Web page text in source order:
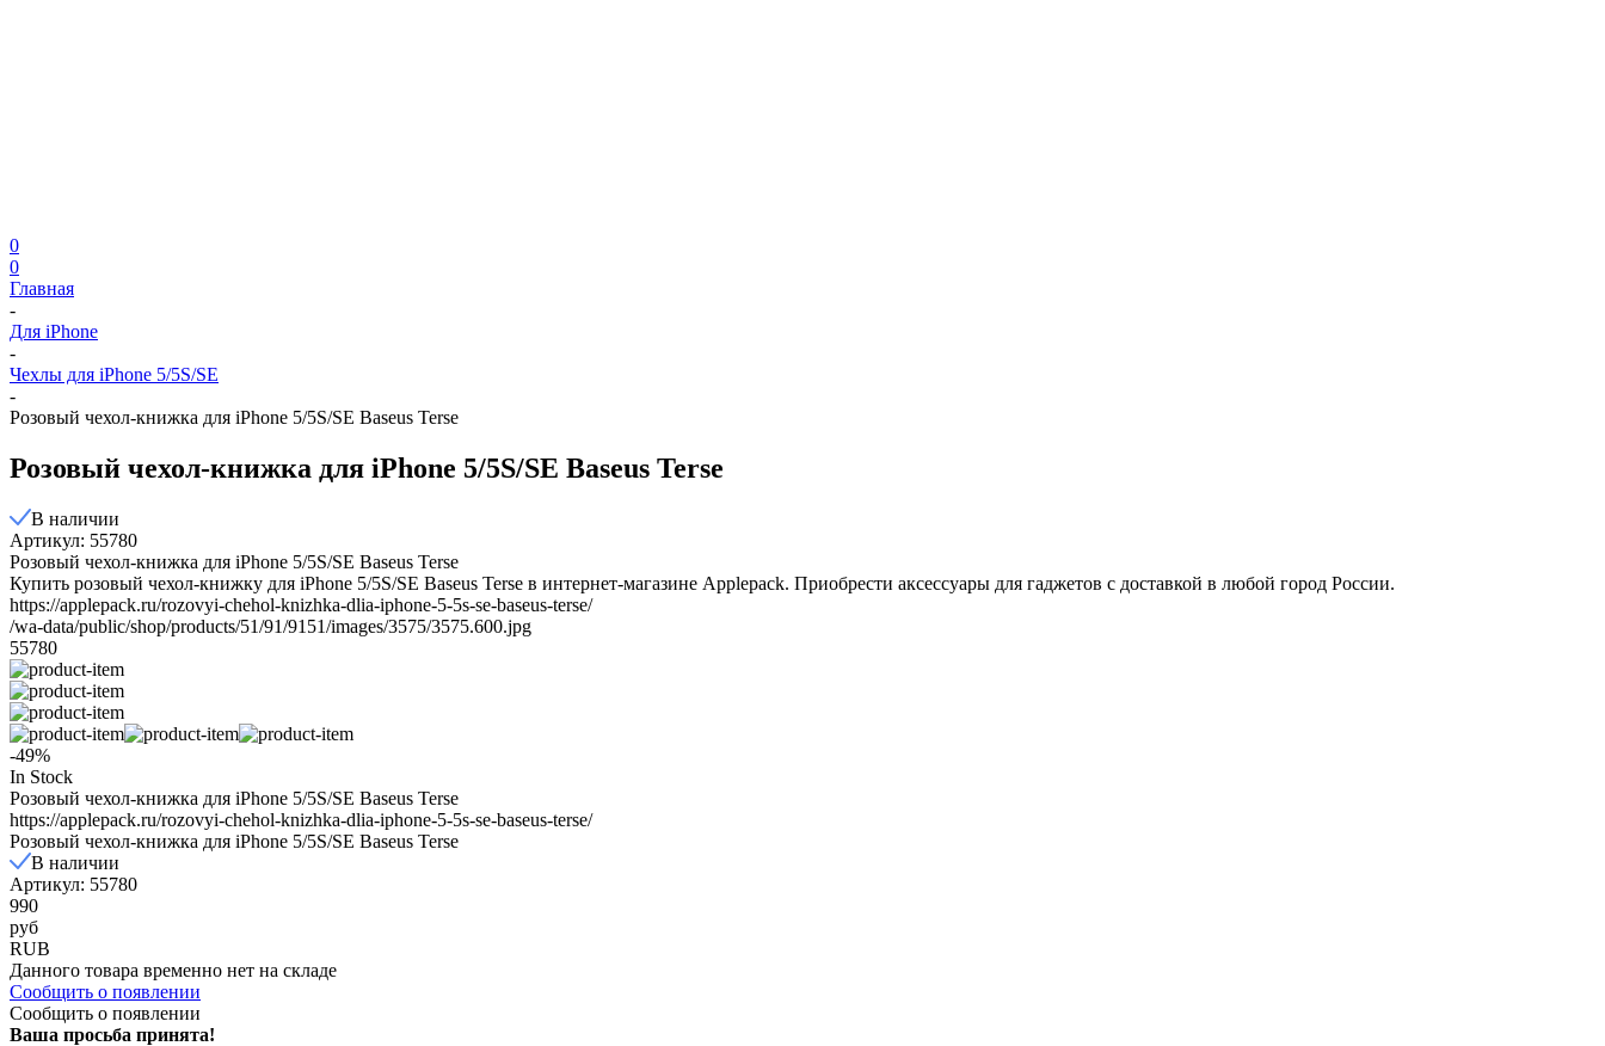
0
0
Главная
-
Для iPhone
-
Чехлы для iPhone 5/5S/SE
-
Розовый чехол-книжка для iPhone 5/5S/SE Baseus Terse
Розовый чехол-книжка для iPhone 5/5S/SE Baseus Terse
В наличии
Артикул: 55780
Розовый чехол-книжка для iPhone 5/5S/SE Baseus Terse
Купить розовый чехол-книжку для iPhone 5/5S/SE Baseus Terse в интернет-магазине Applepack. Приобрести аксессуары для гаджетов с доставкой в любой город России.
https://applepack.ru/rozovyi-chehol-knizhka-dlia-iphone-5-5s-se-baseus-terse/
/wa-data/public/shop/products/51/91/9151/images/3575/3575.600.jpg
55780
-49%
In Stock
Розовый чехол-книжка для iPhone 5/5S/SE Baseus Terse
https://applepack.ru/rozovyi-chehol-knizhka-dlia-iphone-5-5s-se-baseus-terse/
Розовый чехол-книжка для iPhone 5/5S/SE Baseus Terse
В наличии
Артикул: 55780
990
руб
RUB
Данного товара временно нет на складе
Сообщить о появлении
Сообщить о появлении
Ваша просьба принята!